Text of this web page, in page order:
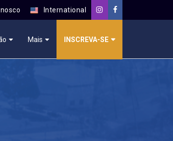
International
Mais INSCREVA-SE